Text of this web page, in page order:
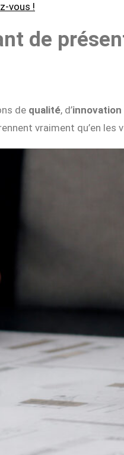
vous !
de
de qualité, d’innovation
vraiment qu’en les